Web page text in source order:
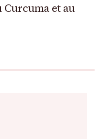
Curcuma et au